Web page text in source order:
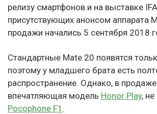
релизу смартфонов и на выставке
присутствующих анонсом аппарата
продажи начались 5 сентября 2018
Стандартные Mate 20 появятся
поэтому у младшего брата есть
распространение. Однако, в продаже
впечатляющая модель Honor Play,
Pocophone F1 .